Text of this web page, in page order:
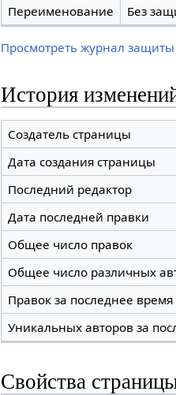
Переименование
Без
Просмотреть журнал
История
Создатель страницы
Дата создания страницы
Последний редактор
Дата последней правки
Общее число правок
Общее число различных
Правок за последнее
Уникальных авторов за
Свойства